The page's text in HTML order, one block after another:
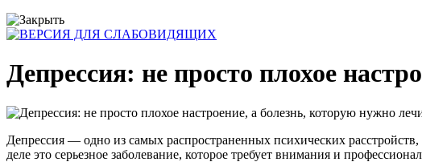
Депрессия: не просто плохое
Депрессия — одно из самых распространенных психических
деле это серьезное заболевание, которое требует внимания и